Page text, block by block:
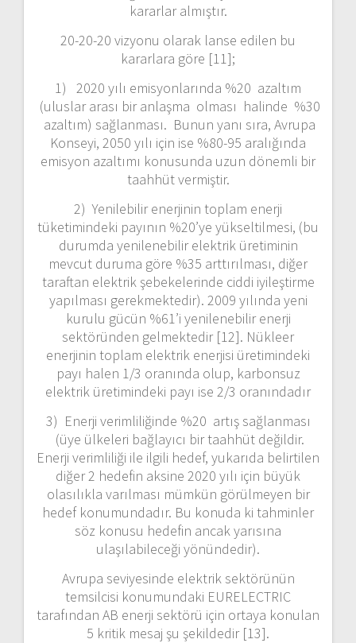
kararlar almıştır.
20-20-20 vizyonu olarak lanse edilen bu
kararlara göre [11];
1) 2020 yılı emisyonlarında %20 azaltım
(uluslar arası bir anlaşma olması halinde %30
azaltım) sağlanması. Bunun yanı sıra, Avrupa
Konseyi, 2050 yılı için ise %80-95 aralığında
emisyon azaltımı konusunda uzun dönemli bir
taahhüt vermiştir.
2) Yenilebilir enerjinin toplam enerji
tüketimindeki payının %20’ye yükseltilmesi, (bu
durumda yenilenebilir elektrik üretiminin
mevcut duruma göre %35 arttırılması, diğer
taraftan elektrik şebekelerinde ciddi iyileştirme
yapılması gerekmektedir). 2009 yılında yeni
kurulu gücün %61’i yenilenebilir enerji
sektöründen gelmektedir [12]. Nükleer
enerjinin toplam elektrik enerjisi üretimindeki
payı halen 1/3 oranında olup, karbonsuz
elektrik üretimindeki payı ise 2/3 oranındadır
3) Enerji verimliliğinde %20 artış sağlanması
(üye ülkeleri bağlayıcı bir taahhüt değildir.
Enerji verimliliği ile ilgili hedef, yukarıda belirtilen
diğer 2 hedefin aksine 2020 yılı için büyük
olasılıkla varılması mümkün görülmeyen bir
hedef konumundadır. Bu konuda ki tahminler
söz konusu hedefin ancak yarısına
ulaşılabileceği yönündedir).
Avrupa seviyesinde elektrik sektörünün
temsilcisi konumundaki EURELECTRIC
tarafından AB enerji sektörü için ortaya konulan
5 kritik mesaj şu şekildedir [13].